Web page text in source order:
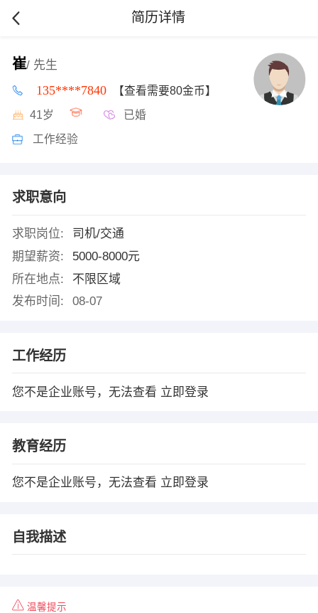
简历详情
崔/ 先生
135****7840 【查看需要80金币】
41岁 已婚
工作经验
求职意向
求职岗位:
司机/交通
期望薪资:
5000-8000元
所在地点:
不限区域
发布时间:
08-07
工作经历
您不是企业账号，无法查看 立即登录
教育经历
您不是企业账号，无法查看 立即登录
自我描述
温馨提示